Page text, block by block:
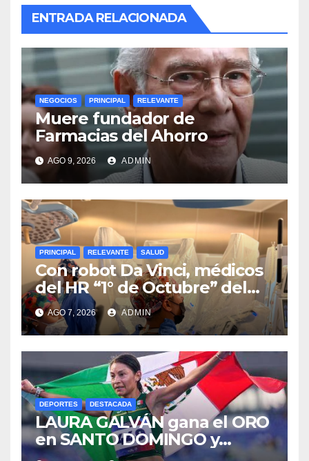
ENTRADA RELACIONADA
NEGOCIOS PRINCIPAL RELEVANTE
Muere fundador de
Farmacias del Ahorro
AGO 9, 2026 ADMIN
PRINCIPAL RELEVANTE SALUD
Con robot Da Vinci, médicos
del HR “1° de Octubre” del
ISSSTE retiran tumor renal a
paciente de 72 años
AGO 7, 2026 ADMIN
DEPORTES DESTACADA
LAURA GALVÁN gana el ORO
en SANTO DOMINGO y
dedica Medalla a sus padres